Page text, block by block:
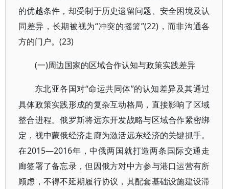
的优越条件，却受制于历史遗留问题、安全困境及认
同差异，长期被视为“冲突的摇篮”(22)，而非沟通各
方的门户。(23)
(一)周边国家的区域合作认知与政策实践差异
东北亚各国对“命运共同体”的认知差异及其通过
具体政策实践形成的复杂互动格局，直接影响了区域
整合进程。俄罗斯将远东开发战略与区域合作紧密绑
定，视中蒙俄经济走廊为激活远东经济的关键抓手。
在2015—2016年，中俄两国就打造两条国际交通走
廊签署了备忘录，但因俄方对中方参与港口运营有所
顾虑，不得不延期履行协议，其配套基础设施建设滞